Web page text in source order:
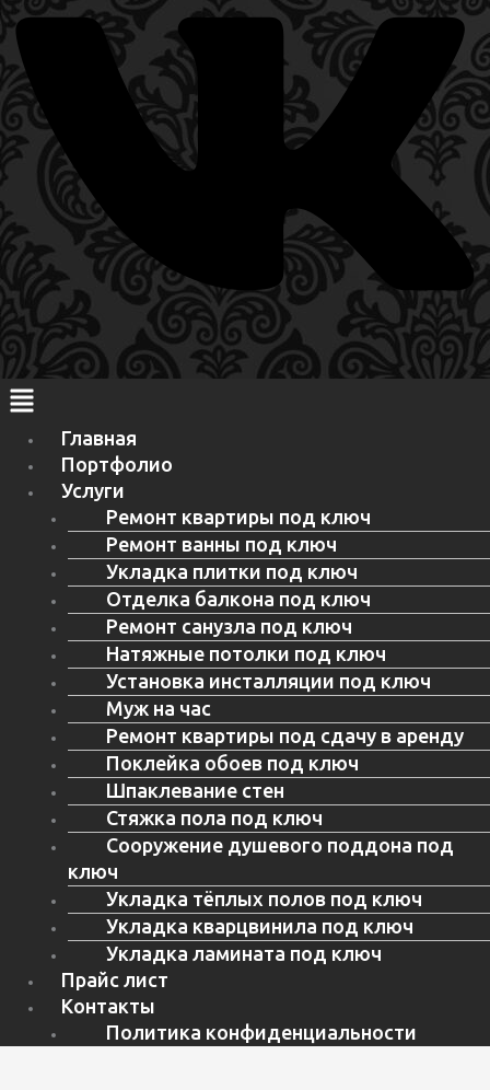
Главная
Портфолио
Услуги
Ремонт квартиры под ключ
Ремонт ванны под ключ
Укладка плитки под ключ
Отделка балкона под ключ
Ремонт санузла под ключ
Натяжные потолки под ключ
Установка инсталляции под ключ
Муж на час
Ремонт квартиры под сдачу в аренду
Поклейка обоев под ключ
Шпаклевание стен
Стяжка пола под ключ
Сооружение душевого поддона под
ключ
Укладка тёплых полов под ключ
Укладка кварцвинила под ключ
Укладка ламината под ключ
Прайс лист
Контакты
Политика конфиденциальности